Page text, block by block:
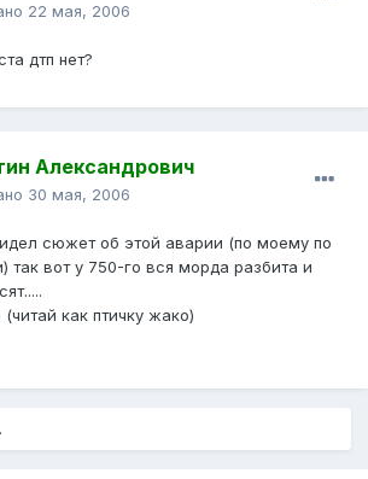
22 мая, 2006
дтп нет?
Александрович
30 мая, 2006
сюжет об этой аварии (по моему по
так вот у 750-го вся морда разбита и
как птичку жако)